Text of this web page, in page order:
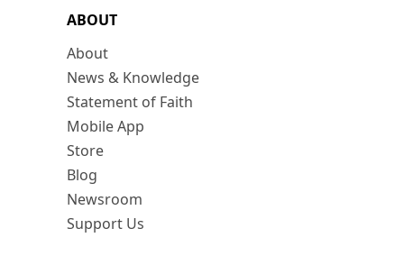
ABOUT
About
News & Knowledge
Statement of Faith
Mobile App
Store
Blog
Newsroom
Support Us